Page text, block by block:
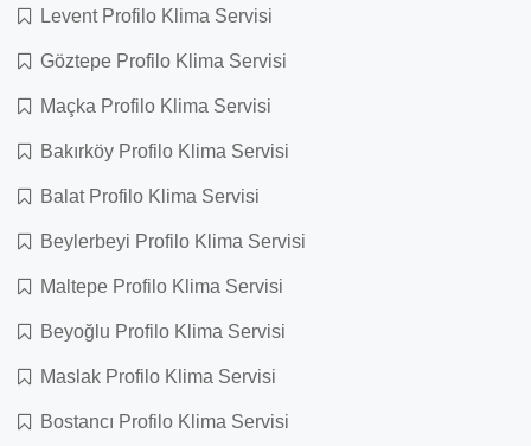
Levent Profilo Klima Servisi
Göztepe Profilo Klima Servisi
Maçka Profilo Klima Servisi
Bakırköy Profilo Klima Servisi
Balat Profilo Klima Servisi
Beylerbeyi Profilo Klima Servisi
Maltepe Profilo Klima Servisi
Beyoğlu Profilo Klima Servisi
Maslak Profilo Klima Servisi
Bostancı Profilo Klima Servisi